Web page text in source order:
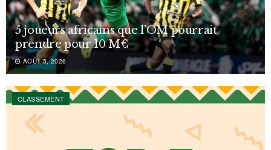
5 joueurs africains que l’OM pourrait
prendre pour 10 M€
AOÛT 5, 2026
CLASSEMENT